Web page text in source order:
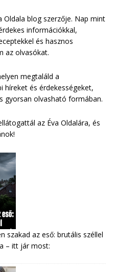
Oldala blog szerzője. Nap mint
információkkal,
és hasznos
az olvasókat.
megtaláld a
híreket és érdekességeket,
gyorsan olvasható formában.
az Éva Oldalára, és
szakad az eső: brutális széllel
– itt jár most: